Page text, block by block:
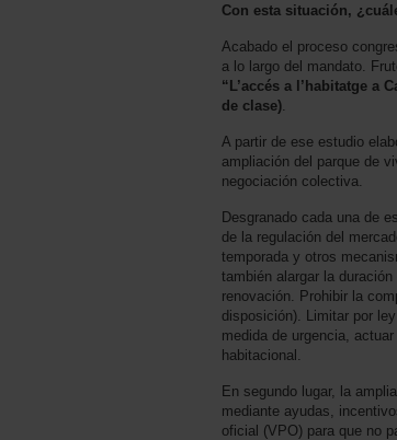
Con esta situación,
Acabado el proceso
a lo largo del mandato.
“L’accés a l’habitatge a
de clase)
A partir de ese estudio
ampliación del parque de
negociación colectiva.
Desgranado cada una de
de la regulación del
temporada y otros
también alargar la
renovación. Prohibir la
disposición). Limitar por
medida de urgencia,
habitacional.
En segundo lugar, la
mediante ayudas,
oficial (VPO) para que no